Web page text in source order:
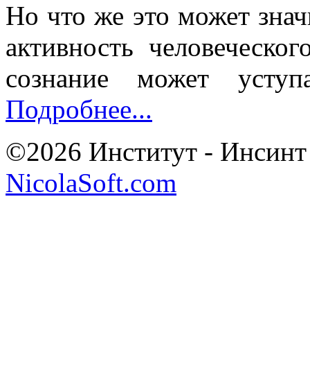
Но что же это может
активность
сознание может
Подробнее...
©2026 Институт -
NicolaSoft.com